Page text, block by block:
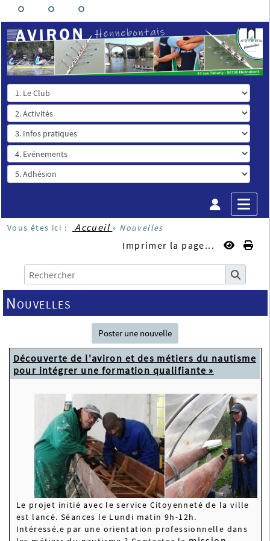
Vous êtes ici : Accueil » Nouvelles
Imprimer la page...
Nouvelles
Poster une nouvelle
Découverte de l'aviron et des métiers du nautisme
pour intégrer une formation qualifiante »
Le projet initié avec le service Citoyenneté de la ville
est lancé. Séances le Lundi matin 9h-12h.
Intéressé.e par une orientation professionnelle dans